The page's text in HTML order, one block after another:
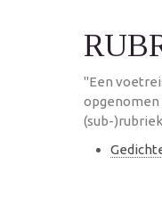
"Een
opgenomen
(sub-